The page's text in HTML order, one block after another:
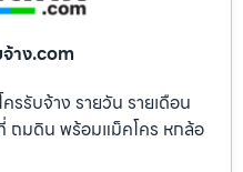
าง.com
รรับจ้าง รายวัน รายเดือน
ถมดิน พร้อมแม็คโคร หกล้อ